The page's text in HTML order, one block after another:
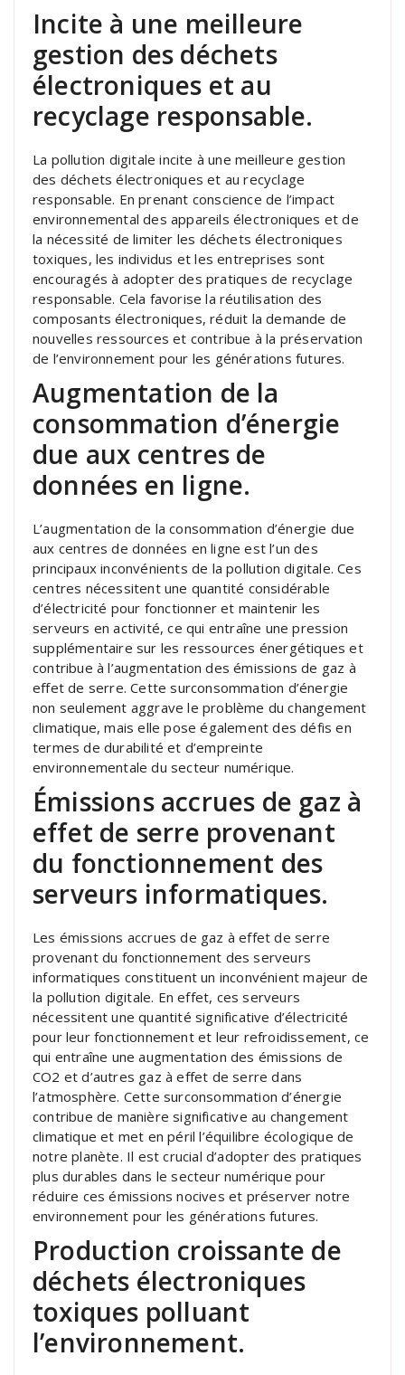
Incite à une meilleure
gestion des déchets
électroniques et au
recyclage responsable.
La pollution digitale incite à une meilleure gestion
des déchets électroniques et au recyclage
responsable. En prenant conscience de l’impact
environnemental des appareils électroniques et de
la nécessité de limiter les déchets électroniques
toxiques, les individus et les entreprises sont
encouragés à adopter des pratiques de recyclage
responsable. Cela favorise la réutilisation des
composants électroniques, réduit la demande de
nouvelles ressources et contribue à la préservation
de l’environnement pour les générations futures.
Augmentation de la
consommation d’énergie
due aux centres de
données en ligne.
L’augmentation de la consommation d’énergie due
aux centres de données en ligne est l’un des
principaux inconvénients de la pollution digitale. Ces
centres nécessitent une quantité considérable
d’électricité pour fonctionner et maintenir les
serveurs en activité, ce qui entraîne une pression
supplémentaire sur les ressources énergétiques et
contribue à l’augmentation des émissions de gaz à
effet de serre. Cette surconsommation d’énergie
non seulement aggrave le problème du changement
climatique, mais elle pose également des défis en
termes de durabilité et d’empreinte
environnementale du secteur numérique.
Émissions accrues de gaz à
effet de serre provenant
du fonctionnement des
serveurs informatiques.
Les émissions accrues de gaz à effet de serre
provenant du fonctionnement des serveurs
informatiques constituent un inconvénient majeur de
la pollution digitale. En effet, ces serveurs
nécessitent une quantité significative d’électricité
pour leur fonctionnement et leur refroidissement, ce
qui entraîne une augmentation des émissions de
CO2 et d’autres gaz à effet de serre dans
l’atmosphère. Cette surconsommation d’énergie
contribue de manière significative au changement
climatique et met en péril l’équilibre écologique de
notre planète. Il est crucial d’adopter des pratiques
plus durables dans le secteur numérique pour
réduire ces émissions nocives et préserver notre
environnement pour les générations futures.
Production croissante de
déchets électroniques
toxiques polluant
l’environnement.